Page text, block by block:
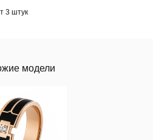
3 штук
модели